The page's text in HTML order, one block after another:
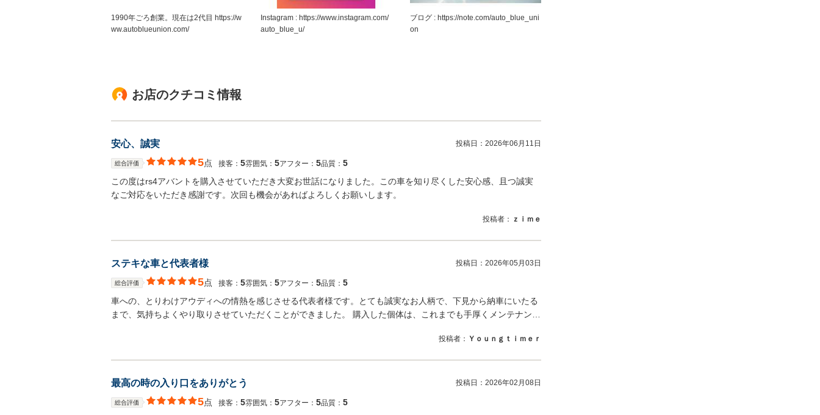
1990年ごろ創業。現在は2代目 https://w
ww.autoblueunion.com/
Instagram : https://www.instagram.com/
auto_blue_u/
ブログ : https://note.com/auto_blue_uni
on
お店のクチコミ情報
安心、誠実 投稿日： 2026年06月11日
総合評価 5点 接客： 5雰囲気： 5アフター： 5品質： 5
この度はrs4アバントを購入させていただき大変お世話になりました。この車を知り尽くした安心感、且つ誠実
なご対応をいただき感謝です。次回も機会があればよろしくお願いします。
投稿者： ｚｉｍｅ
ステキな車と代表者様 投稿日： 2026年05月03日
総合評価 5点 接客： 5雰囲気： 5アフター： 5品質： 5
車への、とりわけアウディへの情熱を感じさせる代表者様です。とても誠実なお人柄で、下見から納車にいたる
まで、気持ちよくやり取りさせていただくことができました。 購入した個体は、これまでも手厚くメンテナン…
投稿者： Ｙｏｕｎｇｔｉｍｅｒ
最高の時の入り口をありがとう 投稿日： 2026年02月08日
総合評価 5点 接客： 5雰囲気： 5アフター： 5品質： 5